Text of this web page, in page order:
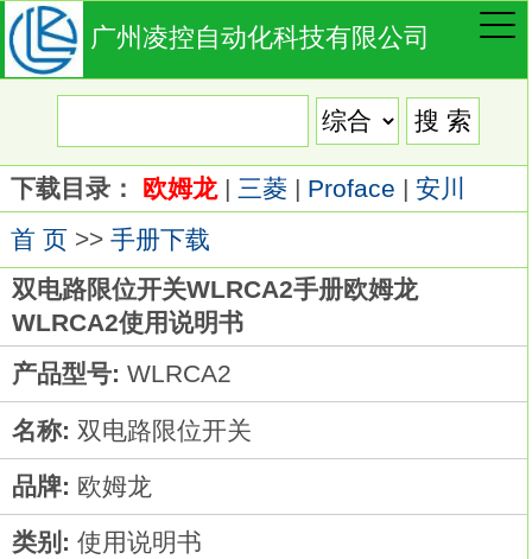
广州凌控自动化科技有限公司
下载目录： 欧姆龙| 三菱| Proface | 安川
首 页>> 手册下载
双电路限位开关WLRCA2手册欧姆龙
WLRCA2使用说明书
产品型号: WLRCA2
名称: 双电路限位开关
品牌: 欧姆龙
类别: 使用说明书